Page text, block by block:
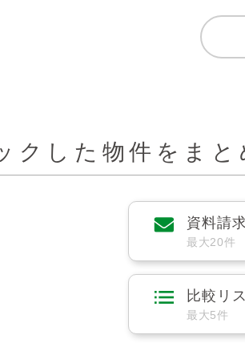
クした物件をまと
資料請
最大20件
比較リ
最大5件